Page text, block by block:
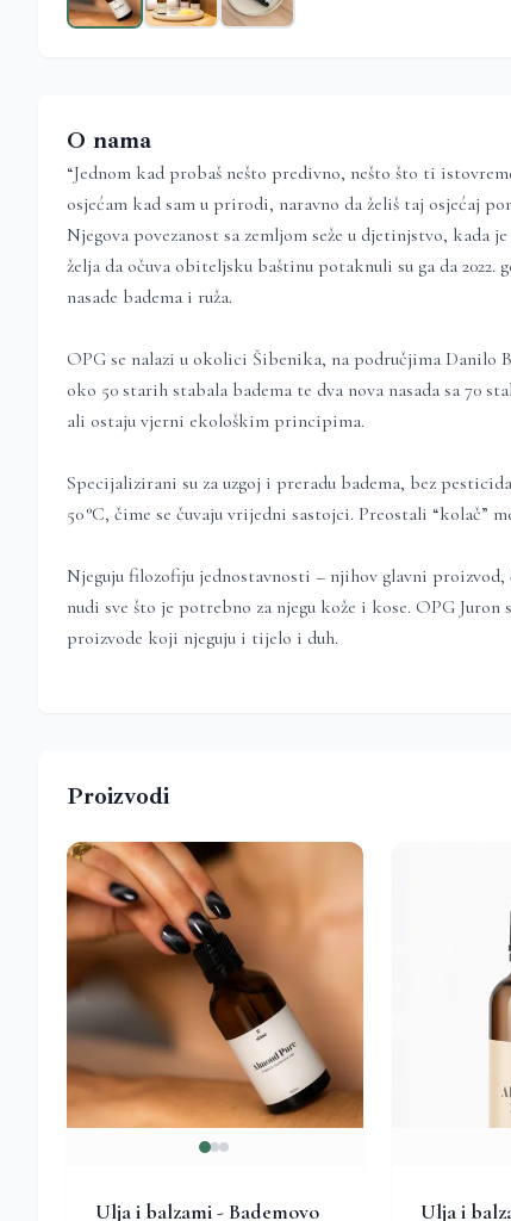
O nama
“Jednom kad probaš nešto predivno, nešto što ti
osjećam kad sam u prirodi, naravno da želiš taj osjećaj
Njegova povezanost sa zemljom seže u djetinjstvo, kada
želja da očuva obiteljsku baštinu potaknuli su ga da
nasade badema i ruža.
OPG se nalazi u okolici Šibenika, na područjima Danilo
oko 50 starih stabala badema te dva nova nasada sa 70
ali ostaju vjerni ekološkim principima.
Specijalizirani su za uzgoj i preradu badema, bez
50 °C, čime se čuvaju vrijedni sastojci. Preostali “kolač”
Njeguju filozofiju jednostavnosti – njihov glavni
nudi sve što je potrebno za njegu kože i kose. OPG
proizvode koji njeguju i tijelo i duh.
Proizvodi
Ulja i balzami - Bademovo
Ulja i